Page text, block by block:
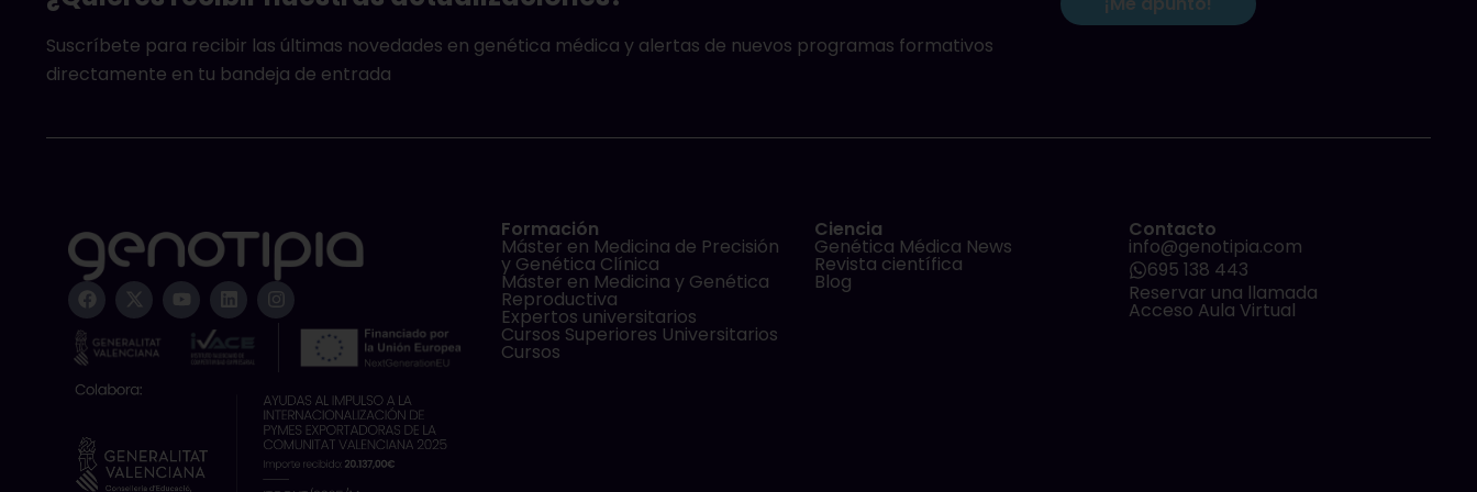
Suscríbete para recibir las últimas novedades en genética médica y alertas de nuevos programas formativos
directamente en tu bandeja de entrada
F
a
c
e
b
o
o
X
-
t
w
i
t
t
Y
o
u
u
L
i
n
k
e
I
n
s
r
a
m
Formación
Máster en Medicina de Precisión
y Genética Clínica
Máster en Medicina y Genética
Reproductiva
Expertos universitarios
Cursos Superiores Universitarios
Cursos
Ciencia
Genética Médica News
Revista científica
Blog
Contacto
info@genotipia.com
695 138 443
Reservar una llamada
Acceso Aula Virtual